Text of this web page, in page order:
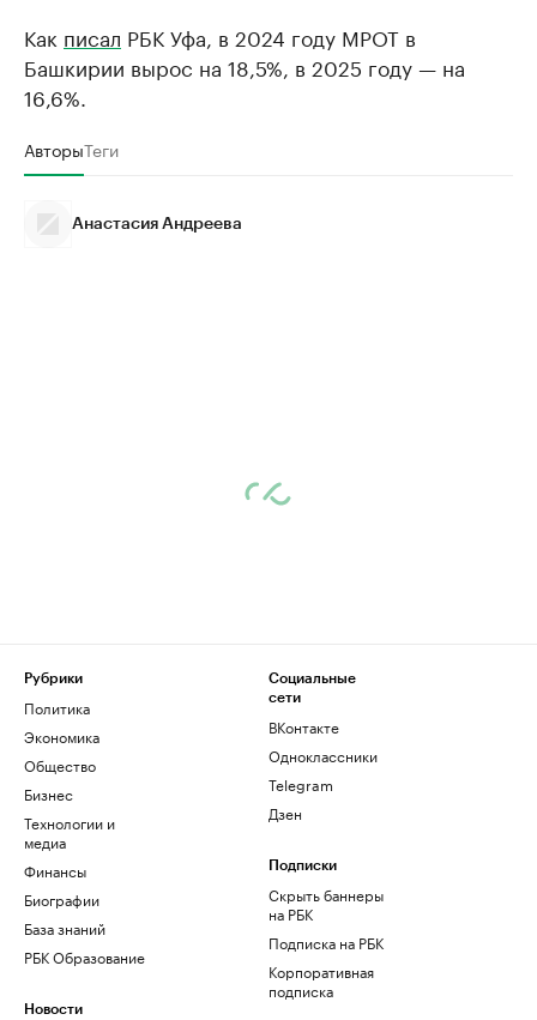
Как писал РБК Уфа, в 2024 году МРОТ в
Башкирии вырос на 18,5%, в 2025 году — на
16,6%.
АвторыТеги
Анастасия Андреева
Рубрики
Политика
Экономика
Общество
Бизнес
Технологии и
медиа
Финансы
Биографии
База знаний
РБК Образование
Новости
Социальные
сети
ВКонтакте
Одноклассники
Telegram
Дзен
Подписки
Скрыть баннеры
на РБК
Подписка на РБК
Корпоративная
подписка